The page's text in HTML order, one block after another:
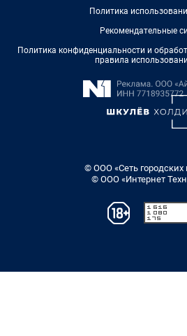
Политика
Рекомендательные
Политика конфиденциальности и
правила
© ООО «Сеть городских
© ООО «Интернет